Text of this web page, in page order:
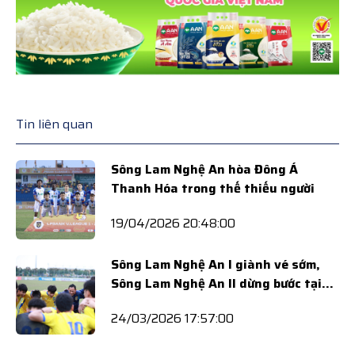
Tin liên quan
Sông Lam Nghệ An hòa Đông Á
Thanh Hóa trong thế thiếu người
19/04/2026 20:48:00
Sông Lam Nghệ An I giành vé sớm,
Sông Lam Nghệ An II dừng bước tại
24/03/2026 17:57:00